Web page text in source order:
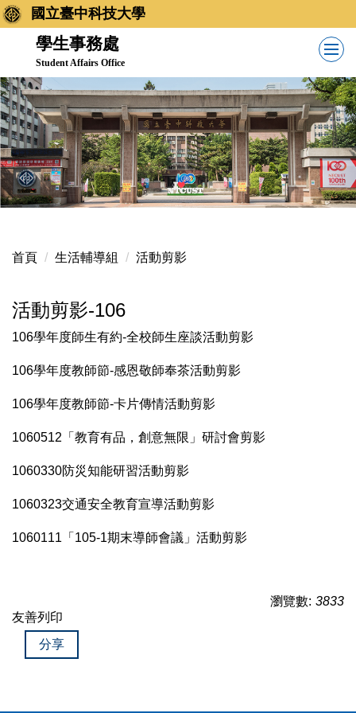
跳
到
內
容
區
國立臺中科技大學
學生事務處
Student Affairs Office
首頁 生活輔導組 活動剪影
活動剪影-106
106學年度師生有約-全校師生座談活動剪影
106學年度教師節-感恩敬師奉茶活動剪影
106學年度教師節-卡片傳情活動剪影
1060512「教育有品，創意無限」研討會剪影
1060330防災知能研習活動剪影
1060323交通安全教育宣導活動剪影
1060111「105-1期末導師會議」活動剪影
瀏覽數: 3833
友善列印
分享